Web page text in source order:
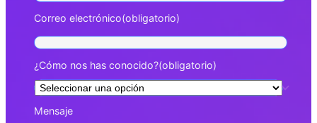
Correo electrónico(obligatorio)
¿Cómo nos has conocido?(obligatorio)
Mensaje